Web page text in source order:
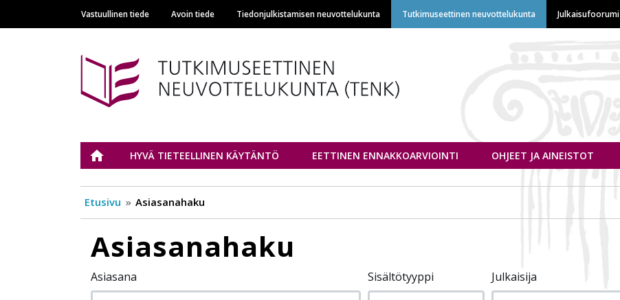
Hyppää
pääsisältöön
Main navigation
Vastuullinen tiede Avoin tiede Tiedonjulkistamisen neuvottelukunta Tutkimuseettinen neuvottelukunta Julkaisufoorumi
Tutkimuseettinen neuvottelukunta
ETUSIVUHYVÄ TIETEELLINEN KÄYTÄNTÖ EETTINEN ENNAKKOARVIOINTI OHJEET JA AINEISTOT
Etusivu Asiasanahaku
Asiasanahaku
Asiasana Sisältötyyppi Julkaisija